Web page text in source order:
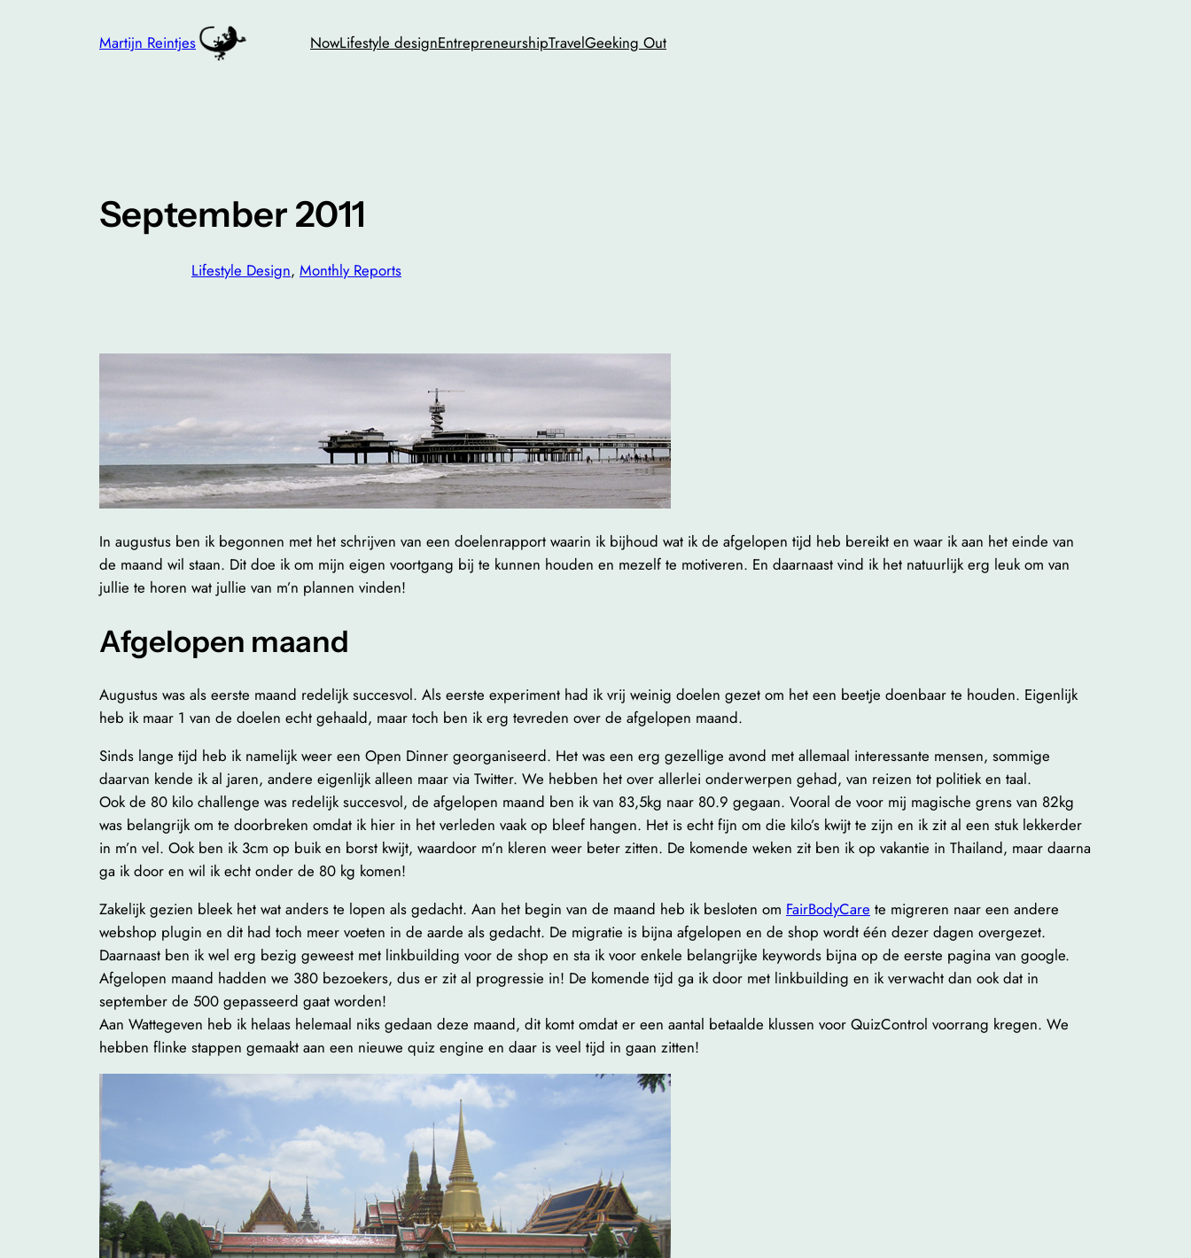
Martijn Reintjes NowLifestyle designEntrepreneurshipTravelGeeking Out
September 2011
Lifestyle Design, Monthly Reports
In augustus ben ik begonnen met het schrijven van een doelenrapport waarin ik bijhoud wat ik de afgelopen tijd heb bereikt en waar ik aan het einde van
de maand wil staan. Dit doe ik om mijn eigen voortgang bij te kunnen houden en mezelf te motiveren. En daarnaast vind ik het natuurlijk erg leuk om van
jullie te horen wat jullie van m’n plannen vinden!
Afgelopen maand
Augustus was als eerste maand redelijk succesvol. Als eerste experiment had ik vrij weinig doelen gezet om het een beetje doenbaar te houden. Eigenlijk
heb ik maar 1 van de doelen echt gehaald, maar toch ben ik erg tevreden over de afgelopen maand.
Sinds lange tijd heb ik namelijk weer een Open Dinner georganiseerd. Het was een erg gezellige avond met allemaal interessante mensen, sommige
daarvan kende ik al jaren, andere eigenlijk alleen maar via Twitter. We hebben het over allerlei onderwerpen gehad, van reizen tot politiek en taal.
Ook de 80 kilo challenge was redelijk succesvol, de afgelopen maand ben ik van 83,5kg naar 80.9 gegaan. Vooral de voor mij magische grens van 82kg
was belangrijk om te doorbreken omdat ik hier in het verleden vaak op bleef hangen. Het is echt fijn om die kilo’s kwijt te zijn en ik zit al een stuk lekkerder
in m’n vel. Ook ben ik 3cm op buik en borst kwijt, waardoor m’n kleren weer beter zitten. De komende weken zit ben ik op vakantie in Thailand, maar daarna
ga ik door en wil ik echt onder de 80 kg komen!
Zakelijk gezien bleek het wat anders te lopen als gedacht. Aan het begin van de maand heb ik besloten om FairBodyCare te migreren naar een andere
webshop plugin en dit had toch meer voeten in de aarde als gedacht. De migratie is bijna afgelopen en de shop wordt één dezer dagen overgezet.
Daarnaast ben ik wel erg bezig geweest met linkbuilding voor de shop en sta ik voor enkele belangrijke keywords bijna op de eerste pagina van google.
Afgelopen maand hadden we 380 bezoekers, dus er zit al progressie in! De komende tijd ga ik door met linkbuilding en ik verwacht dan ook dat in
september de 500 gepasseerd gaat worden!
Aan Wattegeven heb ik helaas helemaal niks gedaan deze maand, dit komt omdat er een aantal betaalde klussen voor QuizControl voorrang kregen. We
hebben flinke stappen gemaakt aan een nieuwe quiz engine en daar is veel tijd in gaan zitten!